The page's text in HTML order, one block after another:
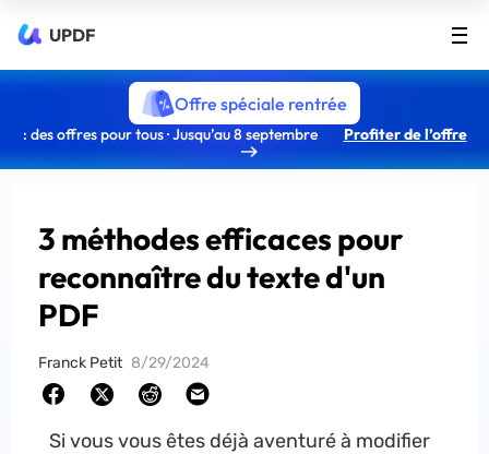
UPDF
Offre spéciale rentrée
: des offres pour tous · Jusqu’au 8 septembre Profiter de l’offre
3 méthodes efficaces pour
reconnaître du texte d'un
PDF
Franck Petit 8/29/2024
Si vous vous êtes déjà aventuré à modifier